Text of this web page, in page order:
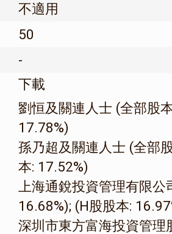
不適用
50
-
下載
劉恒及關連人士 (全部股
17.78%)
孫乃超及關連人士 (全部
本: 17.52%)
上海通銳投資管理有限公
16.68%); (H股股本:
深圳市東方富海投資管理